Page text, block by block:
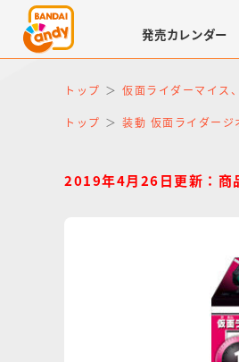
発売カレンダー
トップ 仮面ライダーマイス
トップ 装動 仮面ライダージ
2019年4月26日更新：商